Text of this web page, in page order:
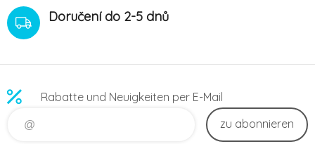
Doručení do 2-5 dnů
Rabatte und Neuigkeiten per E-Mail
zu abonnieren